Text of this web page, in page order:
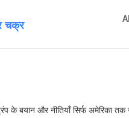
के बयान और नीतियाँ सिर्फ अमेरिका तक